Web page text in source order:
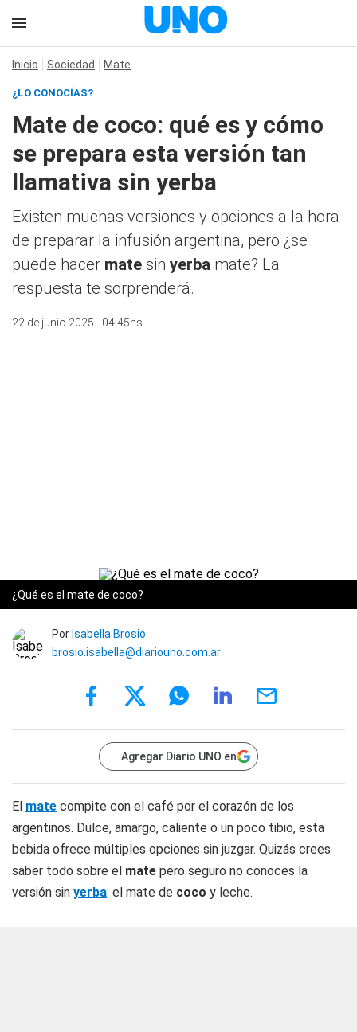
Inicio Sociedad Mate
¿LO CONOCÍAS?
Mate de coco: qué es y cómo
se prepara esta versión tan
llamativa sin yerba
Existen muchas versiones y opciones a la hora
de preparar la infusión argentina, pero ¿se
puede hacer mate sin yerba mate? La
respuesta te sorprenderá.
22 de junio 2025 - 04:45hs
¿Qué es el mate de coco?
Por Isabella Brosio
brosio.isabella@diariouno.com.ar
Agregar Diario UNO en
El mate compite con el café por el corazón de los
argentinos. Dulce, amargo, caliente o un poco tibio, esta
bebida ofrece múltiples opciones sin juzgar. Quizás crees
saber todo sobre el mate pero seguro no conoces la
versión sin yerba: el mate de coco y leche.